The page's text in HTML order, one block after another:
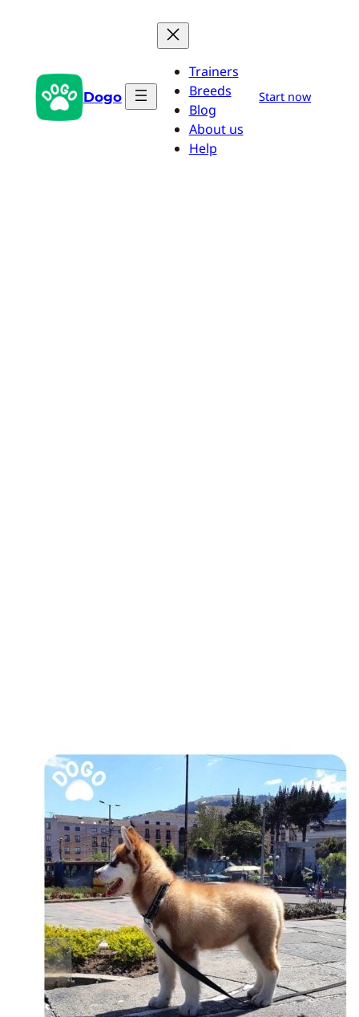
Dogo
Trainers
Breeds
Blog
About us
Help
Start now